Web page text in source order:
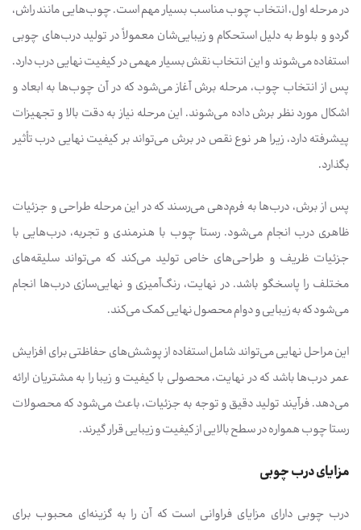
در مرحله اول، انتخاب چوب مناسب بسیار مهم است. چوب‌هایی مانند راش،
گردو و بلوط به دلیل استحکام و زیبایی‌شان معمولاً در تولید درب‌های چوبی
استفاده می‌شوند و این انتخاب نقش بسیار مهمی در کیفیت نهایی درب دارد.
پس از انتخاب چوب، مرحله برش آغاز می‌شود که در آن چوب‌ها به ابعاد و
اشکال مورد نظر برش داده می‌شوند. این مرحله نیاز به دقت بالا و تجهیزات
پیشرفته دارد، زیرا هر نوع نقص در برش می‌تواند بر کیفیت نهایی درب تأثیر
بگذارد.
پس از برش، درب‌ها به فرم‌دهی می‌رسند که در این مرحله طراحی و جزئیات
ظاهری درب انجام می‌شود. رستا چوب با هنرمندی و تجربه، درب‌هایی با
جزئیات ظریف و طراحی‌های خاص تولید می‌کند که می‌تواند سلیقه‌های
مختلف را پاسخگو باشد. در نهایت، رنگ‌آمیزی و نهایی‌سازی درب‌ها انجام
می‌شود که به زیبایی و دوام محصول نهایی کمک می‌کند.
این مراحل نهایی می‌تواند شامل استفاده از پوشش‌های حفاظتی برای افزایش
عمر درب‌ها باشد که در نهایت، محصولی با کیفیت و زیبا را به مشتریان ارائه
می‌دهد. فرآیند تولید دقیق و توجه به جزئیات، باعث می‌شود که محصولات
رستا چوب همواره در سطح بالایی از کیفیت و زیبایی قرار گیرند.
مزایای درب چوبی
درب چوبی دارای مزایای فراوانی است که آن را به گزینه‌ای محبوب برای